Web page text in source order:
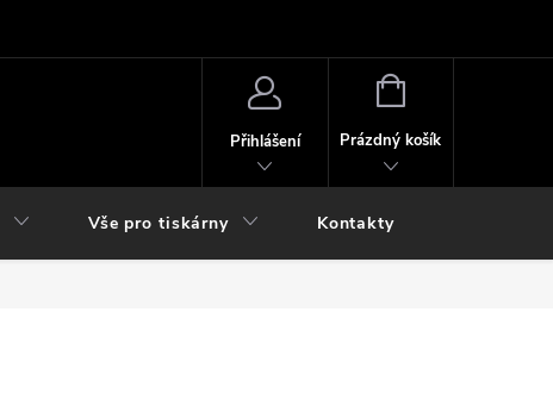
Přihlášení
NÁKUPNÍ
Prázdný košík
Vše pro tiskárny Kontakty